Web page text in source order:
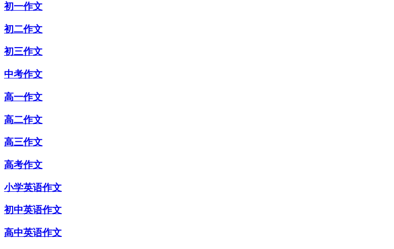
初一作文
初二作文
初三作文
中考作文
高一作文
高二作文
高三作文
高考作文
小学英语作文
初中英语作文
高中英语作文